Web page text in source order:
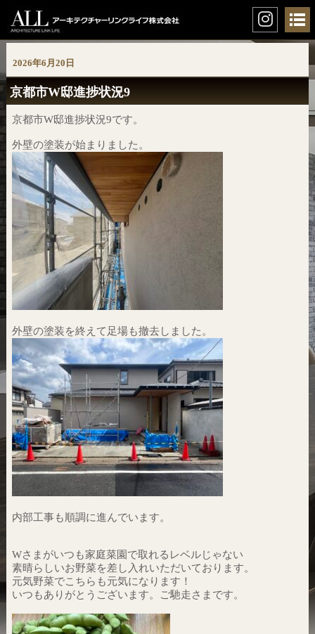
2026年6月20日
京都市W邸進捗状況9
京都市W邸進捗状況9です。
外壁の塗装が始まりました。
外壁の塗装を終えて足場も撤去しました。
内部工事も順調に進んでいます。
Wさまがいつも家庭菜園で取れるレベルじゃない
素晴らしいお野菜を差し入れいただいております。
元気野菜でこちらも元気になります！
いつもありがとうございます。ご馳走さまです。